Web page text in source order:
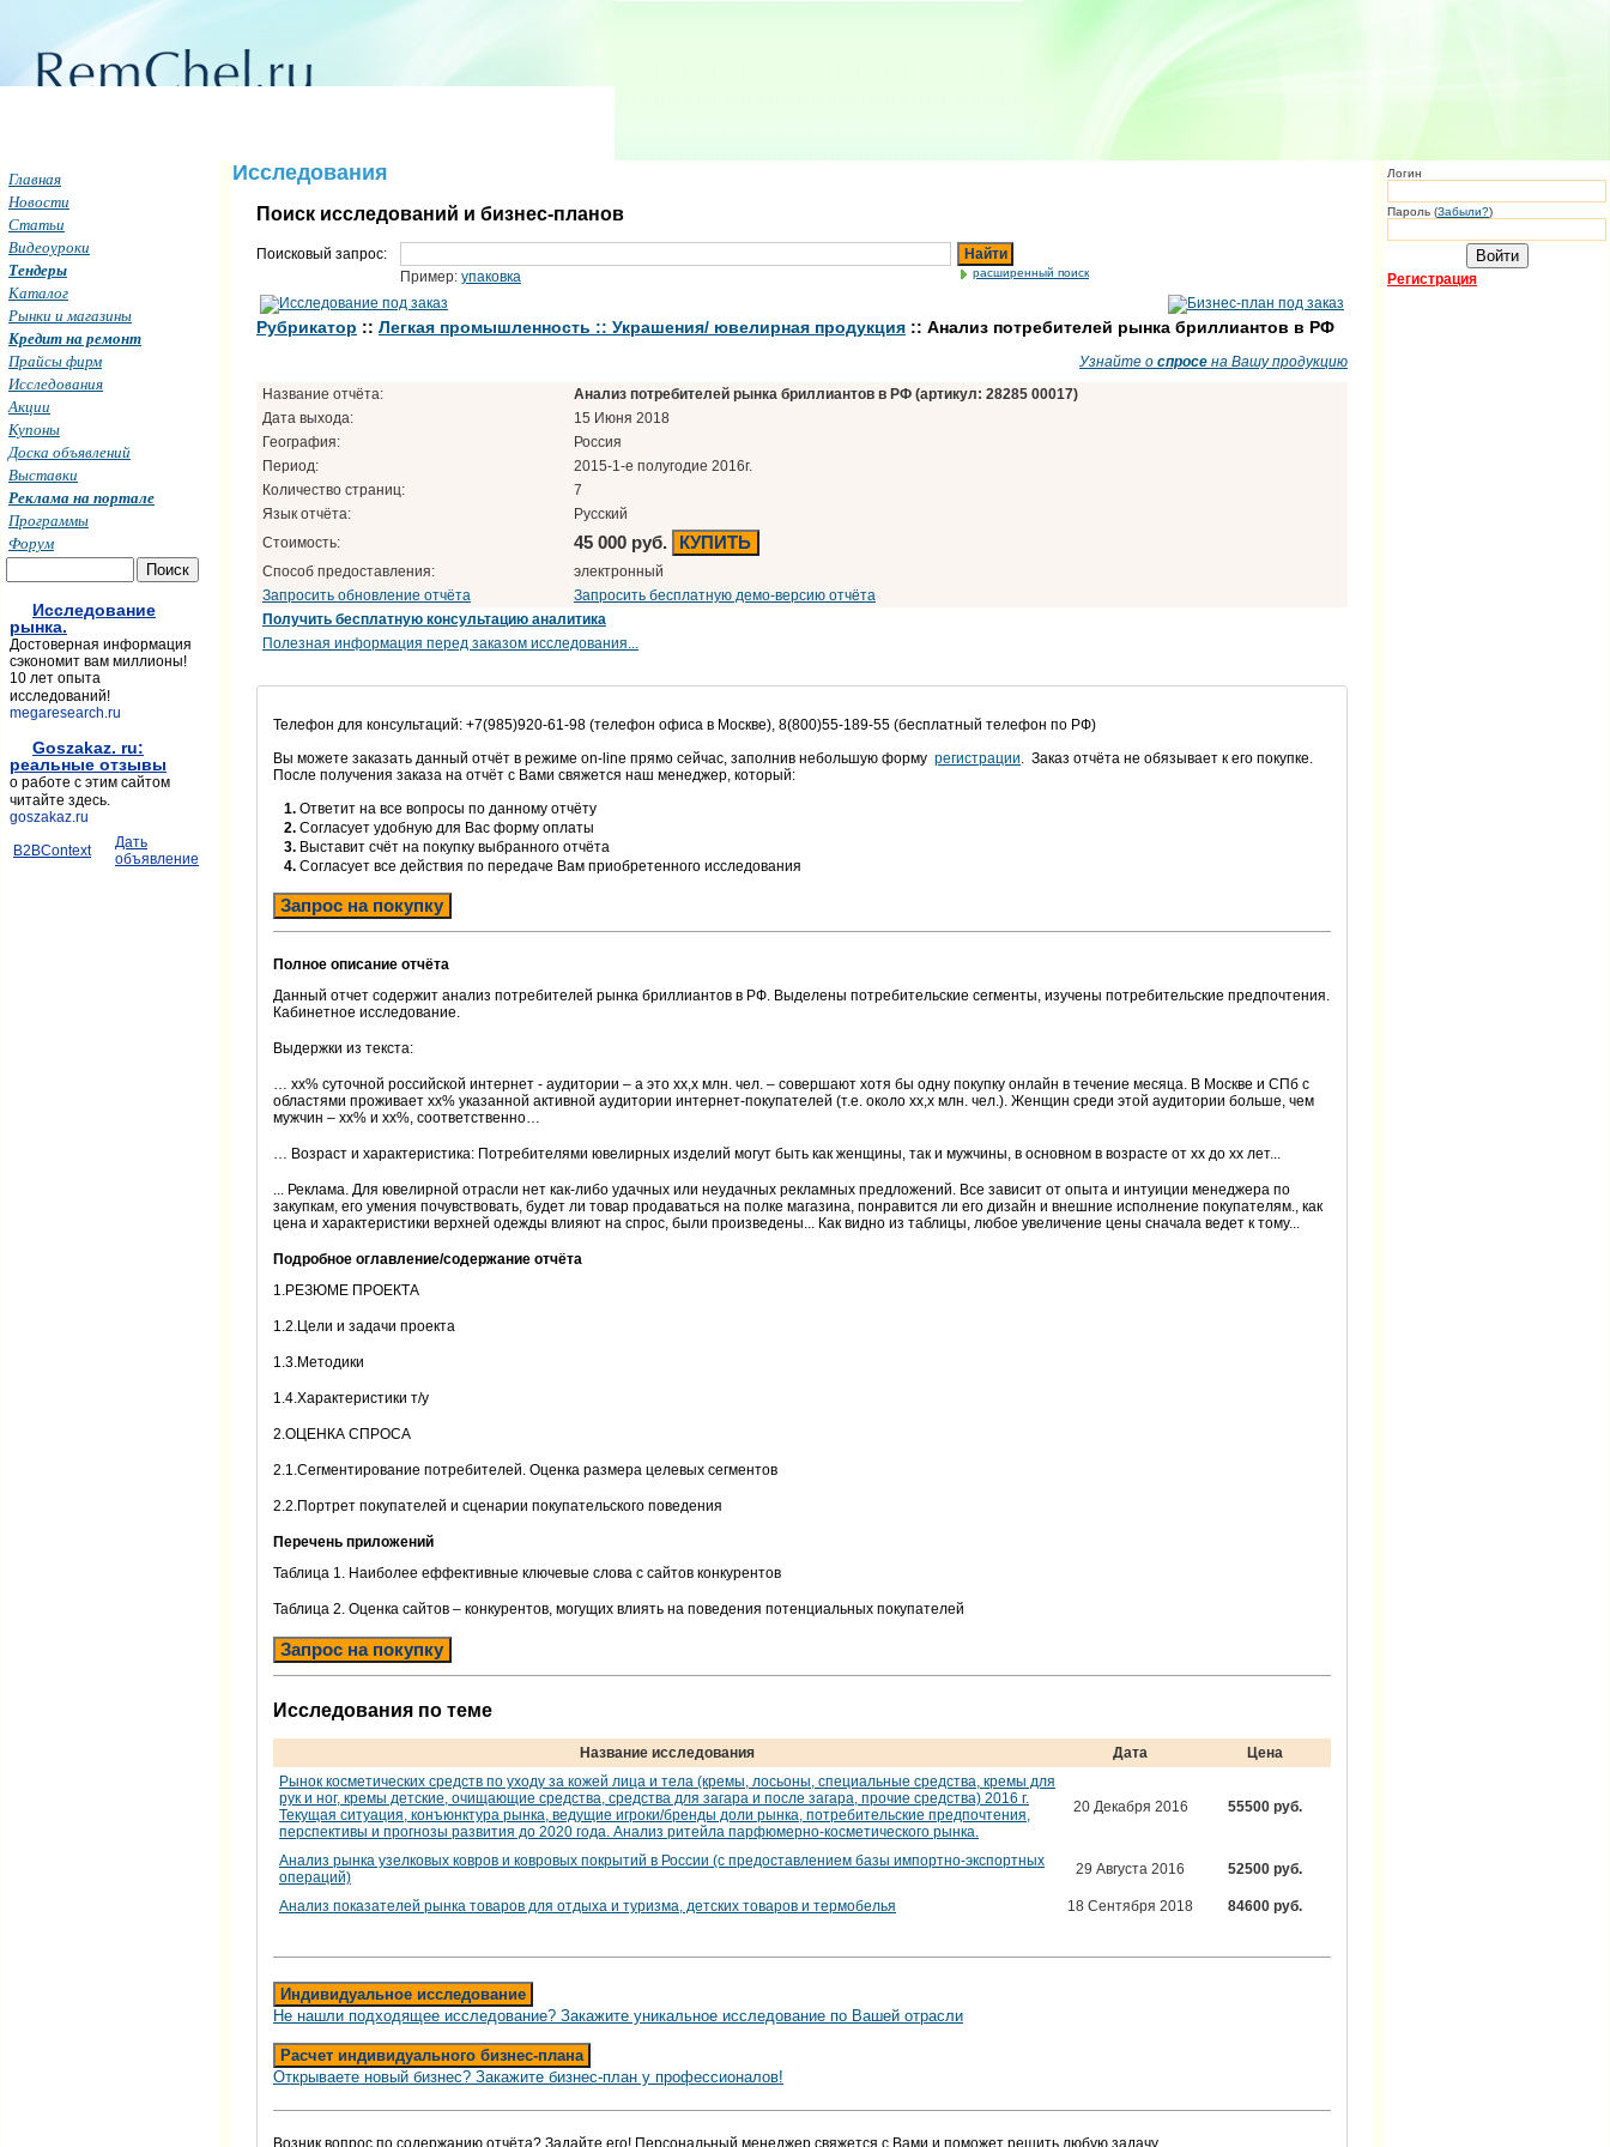
Исследования
Поиск исследований и бизнес-планов
Поисковый запрос:
Найти
Пример: упаковка расширенный поиск
Рубрикатор :: Легкая промышленность :: Украшения/ ювелирная продукция :: Анализ потребителей рынка бриллиантов в РФ
Узнайте о спросе на Вашу продукцию
Название отчёта:
Анализ потребителей рынка бриллиантов в РФ (артикул: 28285 00017)
Дата выхода:
15 Июня 2018
География:
Россия
Период:
2015-1-е полугодие 2016г.
Количество страниц:
7
Язык отчёта:
Русский
Стоимость:
45 000 руб. КУПИТЬ
Способ предоставления:
электронный
Запросить обновление отчёта
Запросить бесплатную демо-версию отчёта
Получить бесплатную консультацию аналитика
Полезная информация перед заказом исследования...
Телефон для консультаций: +7(985)920-61-98 (телефон офиса в Москве), 8(800)55-189-55 (бесплатный телефон по РФ)
Вы можете заказать данный отчёт в режиме on-line прямо сейчас, заполнив небольшую форму регистрации. Заказ отчёта не обязывает к его покупке.
После получения заказа на отчёт с Вами свяжется наш менеджер, который:
1. Ответит на все вопросы по данному отчёту
2. Согласует удобную для Вас форму оплаты
3. Выставит счёт на покупку выбранного отчёта
4. Согласует все действия по передаче Вам приобретенного исследования
Запрос на покупку
Полное описание отчёта
Данный отчет содержит анализ потребителей рынка бриллиантов в РФ. Выделены потребительские сегменты, изучены потребительские предпочтения.
Кабинетное исследование.
Выдержки из текста:
… хх% суточной российской интернет - аудитории – а это хх,х млн. чел. – совершают хотя бы одну покупку онлайн в течение месяца. В Москве и СПб с
областями проживает хх% указанной активной аудитории интернет-покупателей (т.е. около хх,х млн. чел.). Женщин среди этой аудитории больше, чем
мужчин – хх% и хх%, соответственно…
… Возраст и характеристика: Потребителями ювелирных изделий могут быть как женщины, так и мужчины, в основном в возрасте от хх до хх лет...
... Реклама. Для ювелирной отрасли нет как-либо удачных или неудачных рекламных предложений. Все зависит от опыта и интуиции менеджера по
закупкам, его умения почувствовать, будет ли товар продаваться на полке магазина, понравится ли его дизайн и внешние исполнение покупателям., как
цена и характеристики верхней одежды влияют на спрос, были произведены... Как видно из таблицы, любое увеличение цены сначала ведет к тому...
Подробное оглавление/содержание отчёта
1.РЕЗЮМЕ ПРОЕКТА
1.2.Цели и задачи проекта
1.3.Методики
1.4.Характеристики т/у
2.ОЦЕНКА СПРОСА
2.1.Сегментирование потребителей. Оценка размера целевых сегментов
2.2.Портрет покупателей и сценарии покупательского поведения
Перечень приложений
Таблица 1. Наиболее еффективные ключевые слова с сайтов конкурентов
Таблица 2. Оценка сайтов – конкурентов, могущих влиять на поведения потенциальных покупателей
Запрос на покупку
Исследования по теме
Название исследования Дата
Цена
Рынок косметических средств по уходу за кожей лица и тела (кремы, лосьоны, специальные средства, кремы для
рук и ног, кремы детские, очищающие средства, средства для загара и после загара, прочие средства) 2016 г.
Текущая ситуация, конъюнктура рынка, ведущие игроки/бренды доли рынка, потребительские предпочтения,
перспективы и прогнозы развития до 2020 года. Анализ ритейла парфюмерно-косметического рынка.
20 Декабря 2016 55500 руб.
Анализ рынка узелковых ковров и ковровых покрытий в России (с предоставлением базы импортно-экспортных
операций)
29 Августа 2016 52500 руб.
Анализ показателей рынка товаров для отдыха и туризма, детских товаров и термобелья 18 Сентября 2018 84600 руб.
Индивидуальное исследование
Не нашли подходящее исследование? Закажите уникальное исследование по Вашей отрасли
Расчет индивидуального бизнес-плана
Открываете новый бизнес? Закажите бизнес-план у профессионалов!
Возник вопрос по содержанию отчёта? Задайте его! Персональный менеджер свяжется с Вами и поможет решить любую задачу.
Главная
Новости
Статьи
Видеоуроки
Тендеры
Каталог
Рынки и магазины
Кредит на ремонт
Прайсы фирм
Исследования
Акции
Купоны
Доска объявлений
Выставки
Реклама на портале
Программы
Форум
Исследование
рынка.
Достоверная информация
сэкономит вам миллионы!
10 лет опыта
исследований!
megaresearch.ru
Goszakaz. ru:
реальные отзывы
о работе с этим сайтом
читайте здесь.
goszakaz.ru
B2BContext
Дать
объявление
Логин
Пароль (Забыли?)
Регистрация